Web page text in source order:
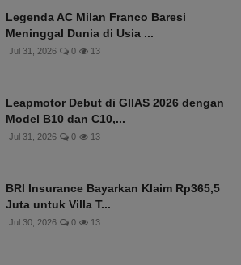
Legenda AC Milan Franco Baresi
Meninggal Dunia di Usia ...
Jul 31, 2026 0 13
Leapmotor Debut di GIIAS 2026 dengan
Model B10 dan C10,...
Jul 31, 2026 0 13
BRI Insurance Bayarkan Klaim Rp365,5
Juta untuk Villa T...
Jul 30, 2026 0 13